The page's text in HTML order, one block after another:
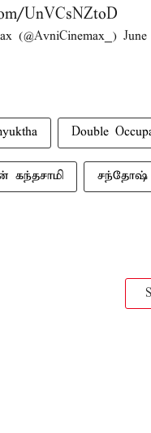
UnVCsNZtoD
(@AvniCinemax_)
Double
கந்​த​சாமி சந்​தோஷ்